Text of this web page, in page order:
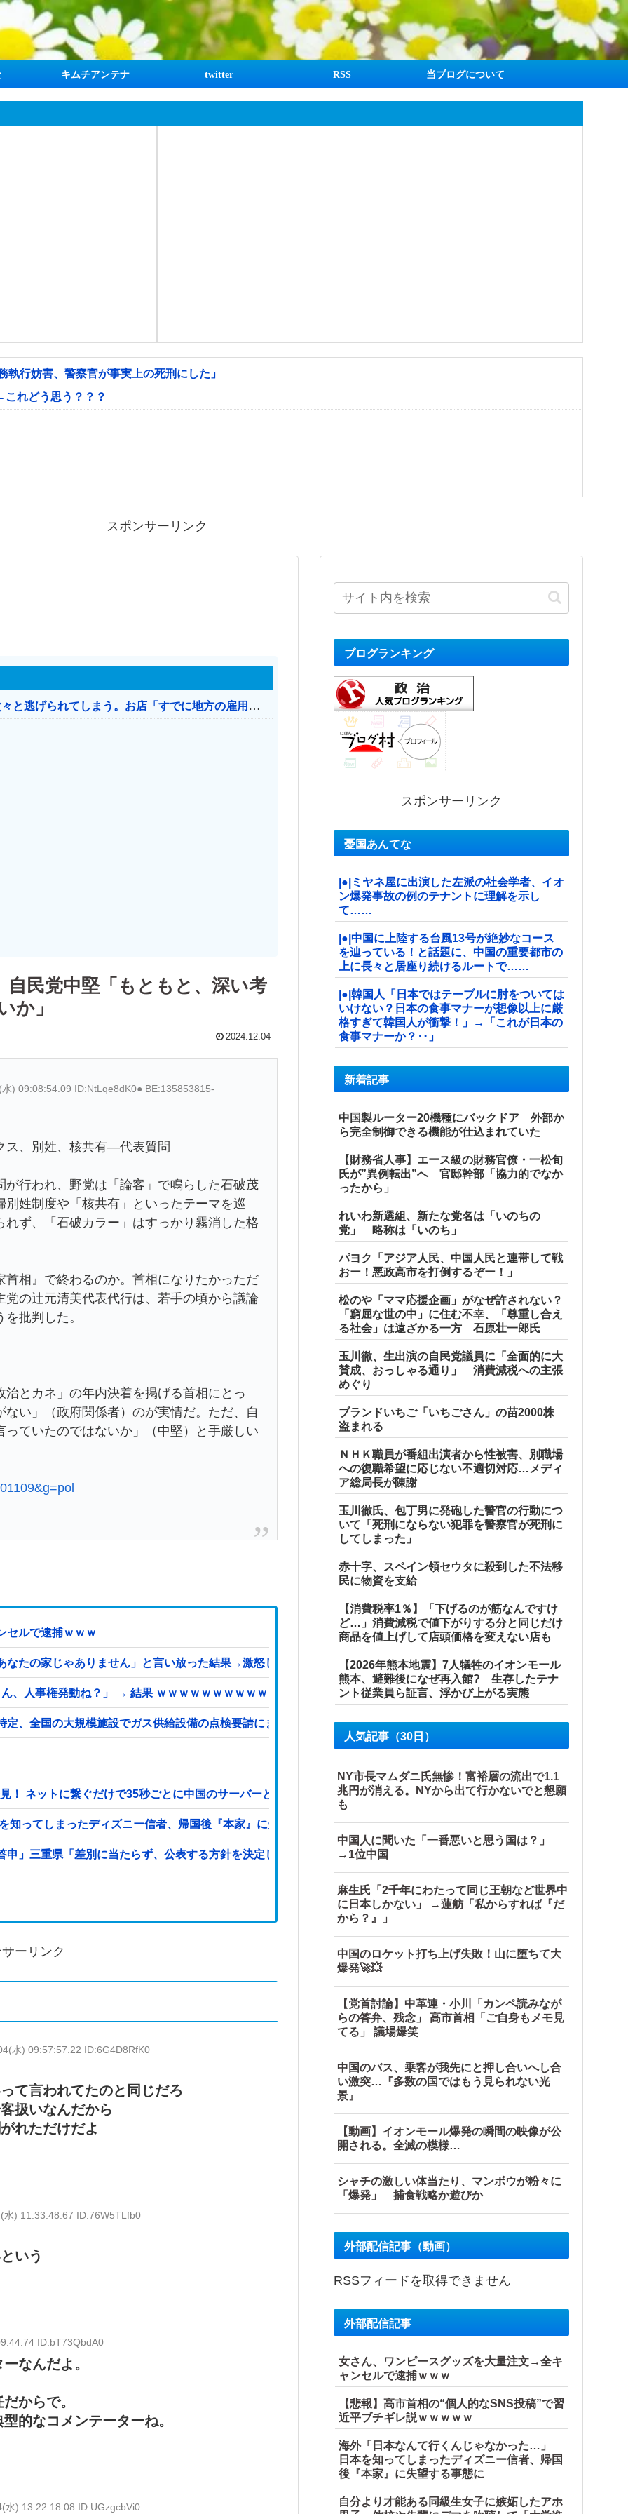
キムチアンテナ twitter RSS 当ブログについて
行妨害、警察官が事実上の死刑にした」
れどう思う？？？
スポンサーリンク
日本のお店、時給1500円でもミャンマー人に次々と逃げられてしまう。お店「すでに地方の雇用は崩壊」
民党中堅「もともと、深い考
か」
2024.12.04
) 09:08:54.09 ID:NtLqe8dK0● BE:135853815-
、別姓、核共有―代表質問
行われ、野党は「論客」で鳴らした石破茂
姓制度や「核共有」といったテーマを巡
ず、「石破カラー」はすっかり霧消した格
相』で終わるのか。首相になりたかっただ
の辻元清美代表代行は、若手の頃から議論
批判した。
とカネ」の年内決着を掲げる首相にとっ
い」（政府関係者）のが実情だ。ただ、自
ていたのではないか」（中堅）と手厳しい
セルで逮捕ｗｗｗ
なたの家じゃありません」と言い放った結果→激怒したトメが自ら〇〇を口にして最高の展開へｗｗｗｗｗｗ
、人事権発動ね？」 → 結果 ｗｗｗｗｗｗｗｗｗｗ
、全国の大規模施設でガス供給設備の点検要請にまで発展する事態に・・・【PICKUP】
！ ネットに繋ぐだけで35秒ごとに中国のサーバーと通信
ってしまったディズニー信者、帰国後『本家』に失望する事態に
」三重県「差別に当たらず、公表する方針を決定した」他
ーリンク
水) 09:57:57.22 ID:6G4D8RfK0
て言われてたのと同じだろ
扱いなんだから
れただけだよ
水) 11:33:48.67 ID:76W5TLfb0
いう
ID:bT73QbdA0
なんだよ。
からで。
的なコメンテーターね。
水) 13:22:18.08 ID:UGzgcbVi0
ブログランキング
スポンサーリンク
憂国あんてな
|●|ミヤネ屋に出演した左派の社会学者、イオ
ン爆発事故の例のテナントに理解を示し
て……
|●|中国に上陸する台風13号が絶妙なコース
を辿っている！と話題に、中国の重要都市の
上に長々と居座り続けるルートで……
|●|韓国人「日本ではテーブルに肘をついては
いけない？日本の食事マナーが想像以上に厳
格すぎて韓国人が衝撃！」→「これが日本の
食事マナーか？‥」
新着記事
中国製ルーター20機種にバックドア 外部か
ら完全制御できる機能が仕込まれていた
【財務省人事】エース級の財務官僚・一松旬
氏が”異例転出”へ 官邸幹部「協力的でなか
ったから」
れいわ新選組、新たな党名は「いのちの
党」 略称は「いのち」
パヨク「アジア人民、中国人民と連帯して戦
おー！悪政高市を打倒するぞー！」
松のや「ママ応援企画」がなぜ許されない？
「窮屈な世の中」に住む不幸、「尊重し合え
る社会」は遠ざかる一方 石原壮一郎氏
玉川徹、生出演の自民党議員に「全面的に大
賛成、おっしゃる通り」 消費減税への主張
めぐり
ブランドいちご「いちごさん」の苗2000株
盗まれる
ＮＨＫ職員が番組出演者から性被害、別職場
への復職希望に応じない不適切対応…メディ
ア総局長が陳謝
玉川徹氏、包丁男に発砲した警官の行動につ
いて「死刑にならない犯罪を警察官が死刑に
してしまった」
赤十字、スペイン領セウタに殺到した不法移
民に物資を支給
【消費税率1％】「下げるのが筋なんですけ
ど…」消費減税で値下がりする分と同じだけ
商品を値上げして店頭価格を変えない店も
【2026年熊本地震】7人犠牲のイオンモール
熊本、避難後になぜ再入館? 生存したテナ
ント従業員ら証言、浮かび上がる実態
人気記事（30日）
NY市長マムダニ氏無惨！富裕層の流出で1.1
兆円が消える。NYから出て行かないでと懇願
も
中国人に聞いた「一番悪いと思う国は？」
→1位中国
麻生氏「2千年にわたって同じ王朝など世界中
に日本しかない」 →蓮舫「私からすれば『だ
から？』」
中国のロケット打ち上げ失敗！山に堕ちて大
爆発🚀💥
【党首討論】中革連・小川「カンペ読みなが
らの答弁、残念」 高市首相「ご自身もメモ見
てる」 議場爆笑
中国のバス、乗客が我先にと押し合いへし合
い激突…『多数の国ではもう見られない光
景』
【動画】イオンモール爆発の瞬間の映像が公
開される。全滅の模様…
シャチの激しい体当たり、マンボウが粉々に
「爆発」 捕食戦略か遊びか
外部配信記事（動画）
RSSフィードを取得できません
外部配信記事
女さん、ワンピースグッズを大量注文→全キ
ャンセルで逮捕ｗｗｗ
【悲報】高市首相の“個人的なSNS投稿”で習
近平ブチギレ説ｗｗｗｗｗ
海外「日本なんて行くんじゃなかった…」
日本を知ってしまったディズニー信者、帰国
後『本家』に失望する事態に
自分より才能ある同級生女子に嫉妬したアホ